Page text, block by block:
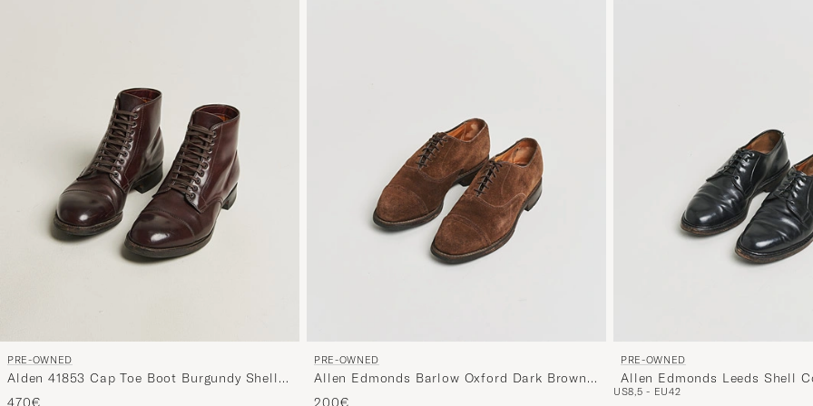
PRE-OWNED
Alden 41853 Cap Toe Boot Burgundy Shell
Cordovan US10 - EU44
470€
PRE-OWNED
Allen Edmonds Barlow Oxford Dark Brown
Suede UK8,5 - EU42
200€
PRE-OWNED
Allen Edmonds Leeds Shell
Black US8,5 - EU42
US8,5 - EU42